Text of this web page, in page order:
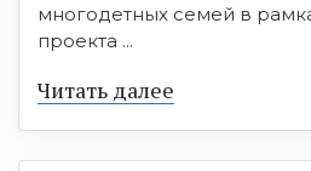
многодетных семей в
проекта ...
Читать далее